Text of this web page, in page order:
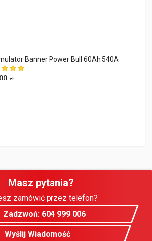
Banner Power Bull 60Ah 540A
zł
Masz pytania?
zamówić przez telefon?
Zadzwoń: 604 999 006
Wyślij Wiadomość